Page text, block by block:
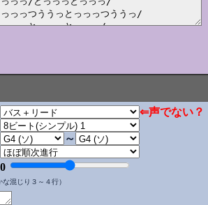
⇐声でない？
～
0
な混じり３～４行）